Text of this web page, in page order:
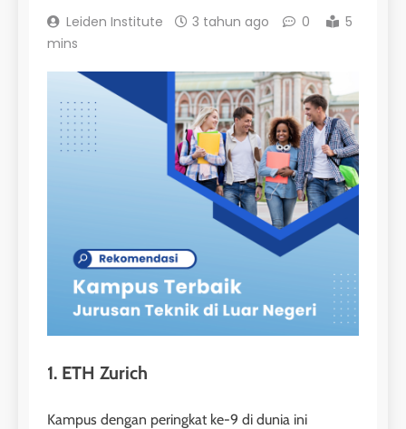
Leiden Institute 3 tahun ago 0
5
mins
1. ETH Zurich
Kampus dengan peringkat ke-9 di dunia ini